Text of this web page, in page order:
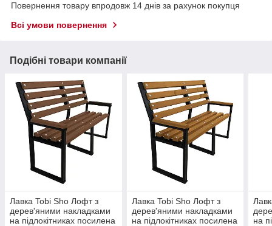
Повернення товару впродовж 14 днів за рахунок покупця
Всі умови повернення
Подібні товари компанії
Лавка Tobi Sho Лофт з
дерев'яними накладками
на підлокітниках посилена
Лавка Tobi Sho Лофт з
дерев'яними накладками
на підлокітниках посилена
на